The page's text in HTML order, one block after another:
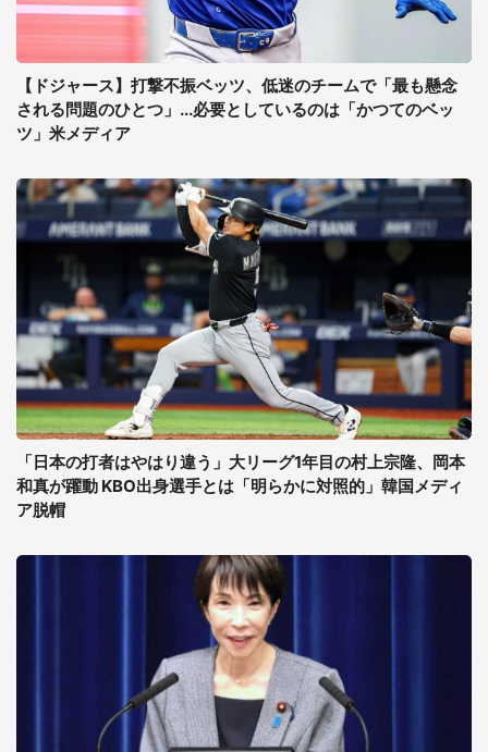
【ドジャース】打撃不振ベッツ、低迷のチームで「最も懸念
される問題のひとつ」...必要としているのは「かつてのベッ
ツ」米メディア
「日本の打者はやはり違う」大リーグ1年目の村上宗隆、岡本
和真が躍動 KBO出身選手とは「明らかに対照的」韓国メディ
ア脱帽